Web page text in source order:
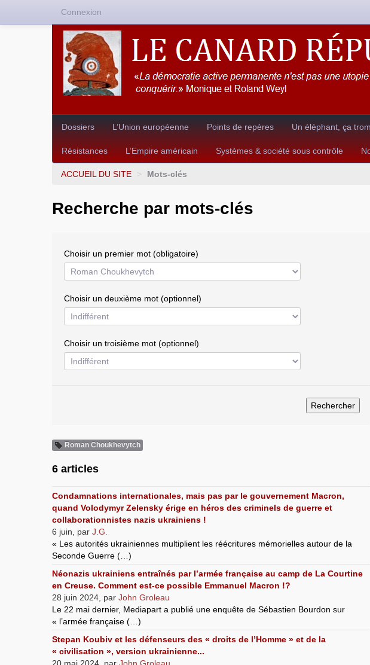
Dossiers L’Union européenne Points de repères Un éléphant, ça
Résistances L’Empire américain Systèmes & société sous contrôle
ACCUEIL DU SITE > Mots-clés
Recherche par mots-clés
Choisir un premier mot (obligatoire)
Choisir un deuxième mot (optionnel)
Choisir un troisième mot (optionnel)
Roman Choukhevytch
6 articles
Condamnations internationales, mais pas par le gouvernement Macron,
quand Volodymyr Zelensky érige en héros des criminels de guerre et
collaborationnistes nazis ukrainiens !
6 juin
par J.G.
« Les autorités ukrainiennes multiplient les réécritures mémorielles autour de la
Seconde Guerre (…)
Néonazis ukrainiens entraînés par l’armée française au camp de La Courtine
en Creuse. Comment est-ce possible Emmanuel Macron !?
28 juin 2024 par John Groleau
Le 22 mai dernier, Mediapart a publié une enquête de Sébastien Bourdon sur
« l’armée française (…)
Stepan Koubiv et les défenseurs des « droits de l’Homme » et de la
« civilisation », version ukrainienne...
Connexion